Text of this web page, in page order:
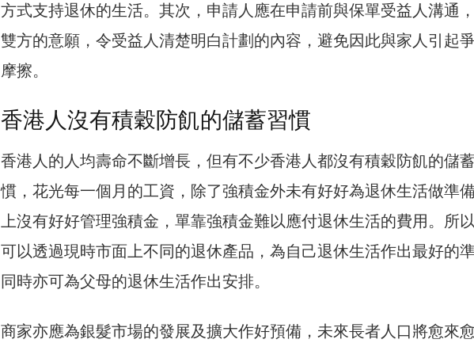
方式支持退休的生活。其次，申請人應在申請前與保單受益人溝通
雙方的意願，令受益人清楚明白計劃的內容，避免因此與家人引起
摩擦。
香港人沒有積穀防飢的儲蓄習慣
香港人的人均壽命不斷增長，但有不少香港人都沒有積穀防飢的儲
慣，花光每一個月的工資，除了強積金外未有好好為退休生活做準
上沒有好好管理強積金，單靠強積金難以應付退休生活的費用。所
可以透過現時市面上不同的退休產品，為自己退休生活作出最好的準
同時亦可為父母的退休生活作出安排。
商家亦應為銀髮市場的發展及擴大作好預備，未來長者人口將愈來愈